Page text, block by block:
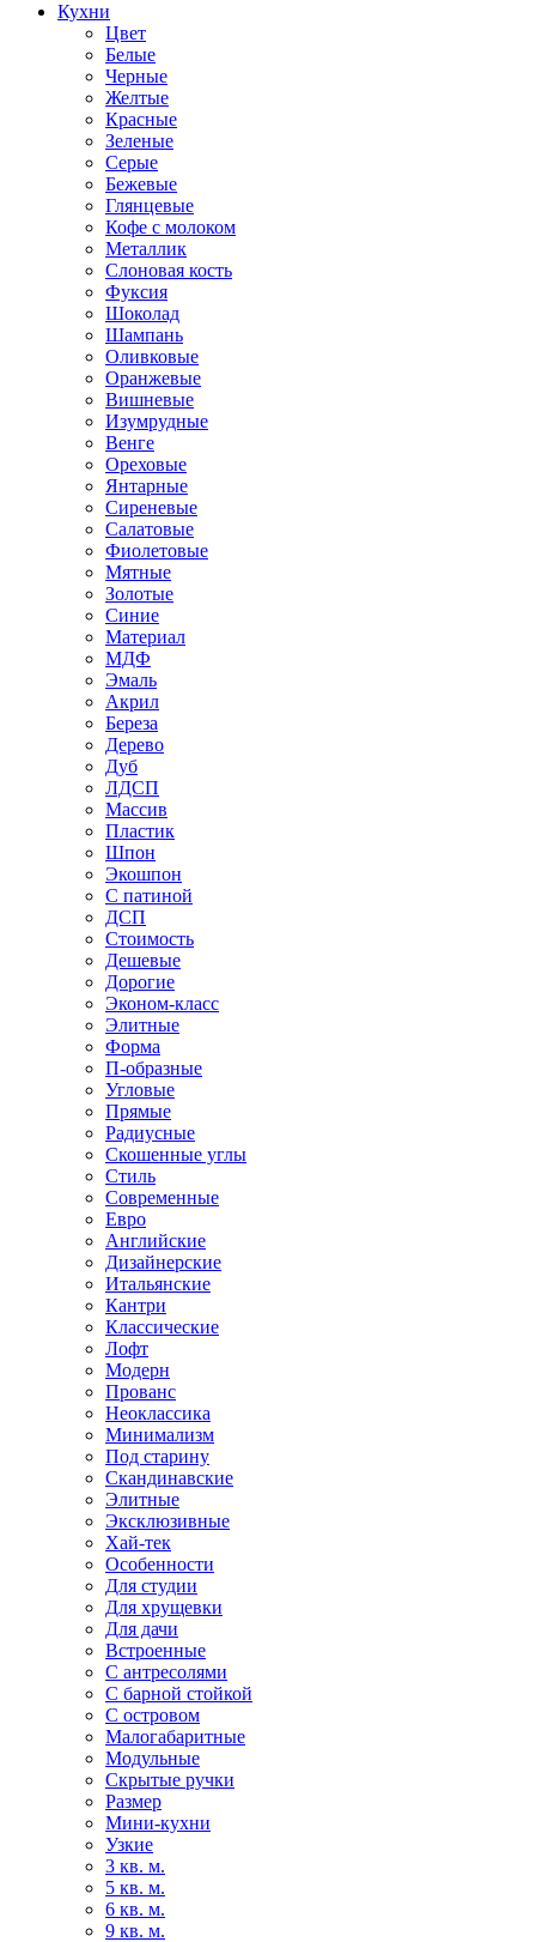
Кухни
Цвет
Белые
Черные
Желтые
Красные
Зеленые
Серые
Бежевые
Глянцевые
Кофе с молоком
Металлик
Слоновая кость
Фуксия
Шоколад
Шампань
Оливковые
Оранжевые
Вишневые
Изумрудные
Венге
Ореховые
Янтарные
Сиреневые
Салатовые
Фиолетовые
Мятные
Золотые
Синие
Материал
МДФ
Эмаль
Акрил
Береза
Дерево
Дуб
ЛДСП
Массив
Пластик
Шпон
Экошпон
С патиной
ДСП
Стоимость
Дешевые
Дорогие
Эконом-класс
Элитные
Форма
П-образные
Угловые
Прямые
Радиусные
Скошенные углы
Стиль
Современные
Евро
Английские
Дизайнерские
Итальянские
Кантри
Классические
Лофт
Модерн
Прованс
Неоклассика
Минимализм
Под старину
Скандинавские
Элитные
Эксклюзивные
Хай-тек
Особенности
Для студии
Для хрущевки
Для дачи
Встроенные
С антресолями
С барной стойкой
С островом
Малогабаритные
Модульные
Скрытые ручки
Размер
Мини-кухни
Узкие
3 кв. м.
5 кв. м.
6 кв. м.
9 кв. м.